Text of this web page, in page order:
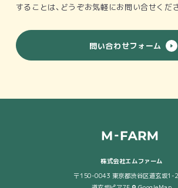
することは、どうぞお気軽にお問い合せくだ
問い合わせフォーム
株式会社エムファーム
〒150-0043 東京都渋谷区道玄坂1-